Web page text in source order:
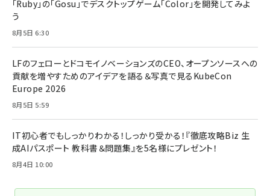
「Ruby」の「Gosu」でデスクトップゲーム「Color」を開発してみよ
う
8月5日 6:30
LFのフェローとドコモイノベーションズのCEO、オープンソースへの
貢献を増やすためのアイデアを語る＆写真で見るKubeCon
Europe 2026
8月5日 5:59
IT初心者でもしっかりわかる！しっかり受かる！『徹底攻略Biz 生
成AIパスポート 教科書＆問題集』を5名様にプレゼント！
8月4日 10:00